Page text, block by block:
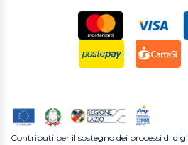
Contributi per il sostegno dei processi di